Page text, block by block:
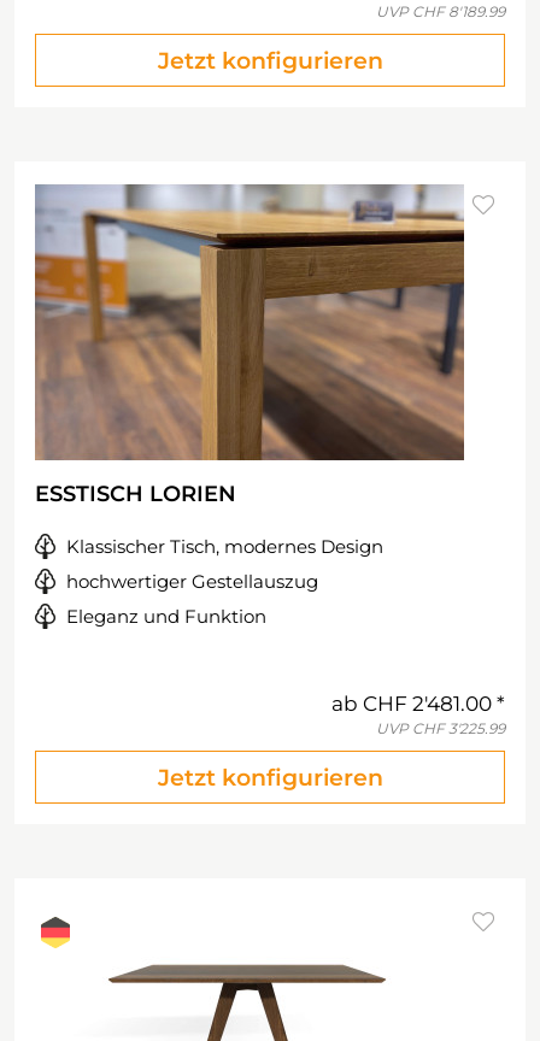
UVP CHF 8'189.99
Jetzt konfigurieren
ESSTISCH LORIEN
Klassischer Tisch, modernes Design
hochwertiger Gestellauszug
Eleganz und Funktion
ab CHF 2'481.00
UVP CHF 3'225.99
Jetzt konfigurieren